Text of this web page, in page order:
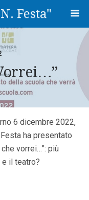
Festa"
6 dicembre 2022,
ha presentato
vorrei…”: più
il teatro?